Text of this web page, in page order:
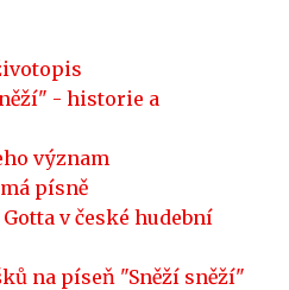
- historie a
význam
písně
v české hudební
na píseň "Sněží sněží"